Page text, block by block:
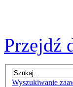
Przejdź
Wyszukiwanie